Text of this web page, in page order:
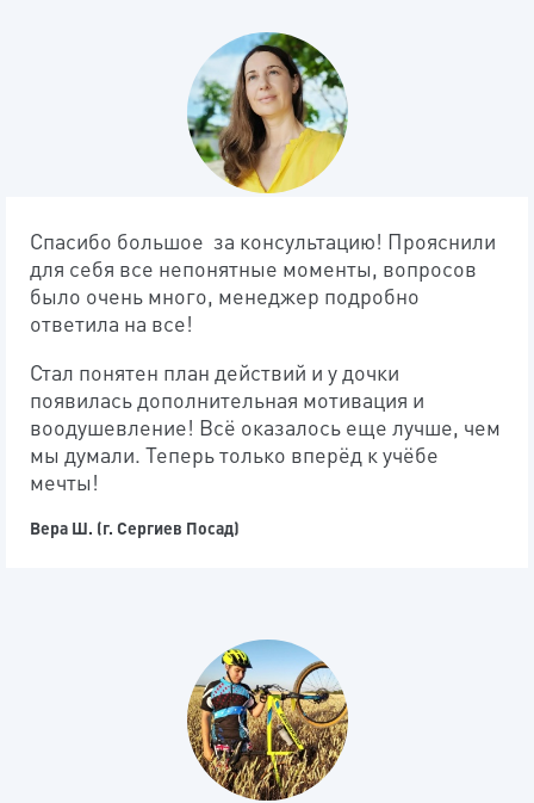
Спасибо большое за консультацию! Прояснили
для себя все непонятные моменты, вопросов
было очень много, менеджер подробно
ответила на все!
Стал понятен план действий и у дочки
появилась дополнительная мотивация и
воодушевление! Всё оказалось еще лучше, чем
мы думали. Теперь только вперёд к учёбе
мечты!
Вера Ш. (г. Сергиев Посад)